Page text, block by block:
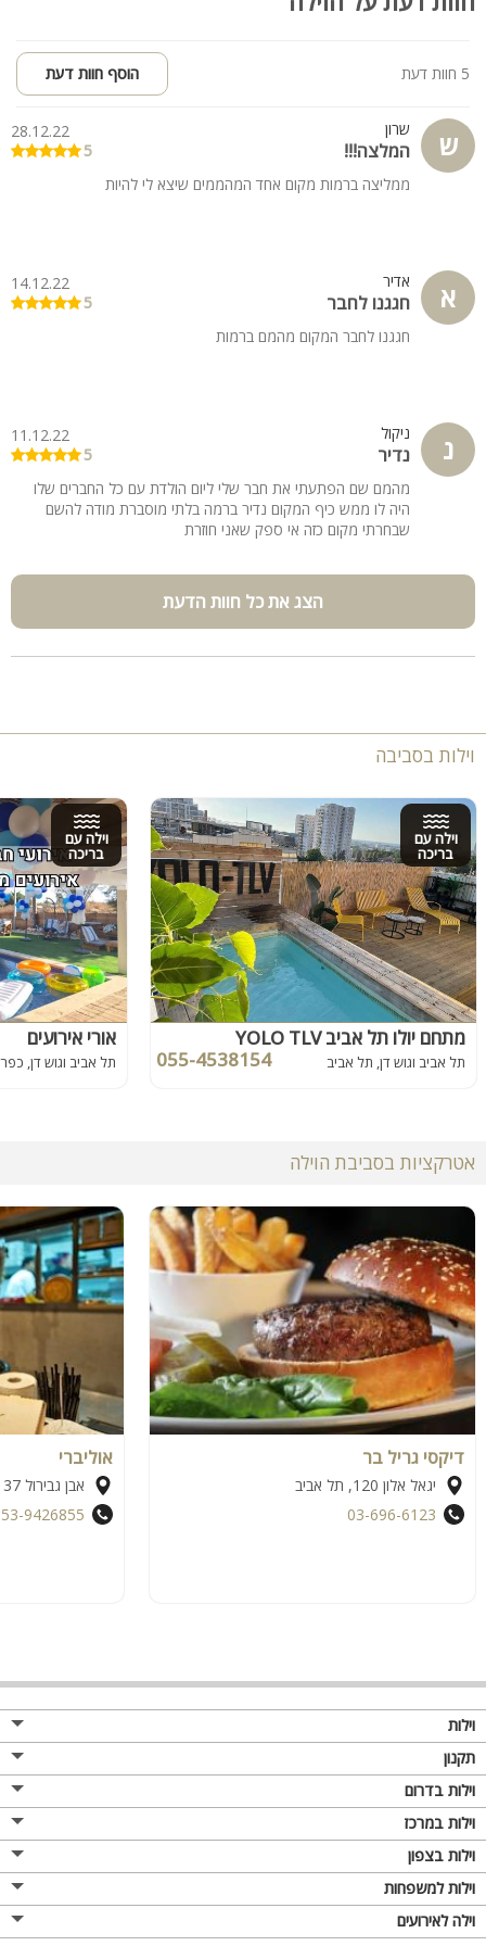
5 חוות דעת הוסף חוות דעת
ש שרון
המלצה!!!
28.12.22
5
ממליצה ברמות מקום אחד המהממים שיצא לי להיות
א אדיר
חגגנו לחבר
14.12.22
5
חגגנו לחבר המקום מהמם ברמות
נ ניקול
נדיר
11.12.22
5
מהמם שם הפתעתי את חבר שלי ליום הולדת עם כל החברים שלו
היה לו ממש כיף המקום נדיר ברמה בלתי מוסברת מודה להשם
שבחרתי מקום כזה אי ספק שאני חוזרת
הצג את כל חוות הדעת
וילות בסביבה
וילה עם
בריכה
מתחם יולו תל אביב YOLO TLV
תל אביב וגוש דן, תל אביב 055-4538154
וילה עם
בריכה
אורי אירועים
תל אביב וגוש דן,
אטרקציות בסביבת הוילה
דיקסי גריל בר
יגאל אלון 120, תל אביב
03-696-6123
אוליברי
אבן גבירול 137, תל אביב
9426855
וילות
תקנון
וילות בדרום
וילות במרכז
וילות בצפון
וילות למשפחות
וילה לאירועים